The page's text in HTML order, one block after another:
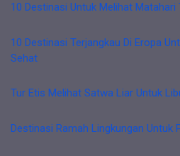
10 Destinasi Untuk Melihat Matahari
10 Destinasi Terjangkau Di Eropa
Sehat
Tur Etis Melihat Satwa Liar Untuk
Destinasi Ramah Lingkungan Untuk